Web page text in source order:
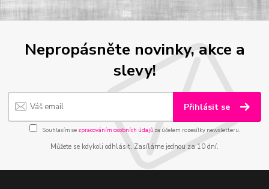
Nepropásněte novinky, akce a
slevy!
Přihlásit se
Souhlasím se zpracováním osobních údajůza účelem rozesílky newsletteru.
Můžete se kdykoli odhlásit. Zasíláme jednou za 10 dní.